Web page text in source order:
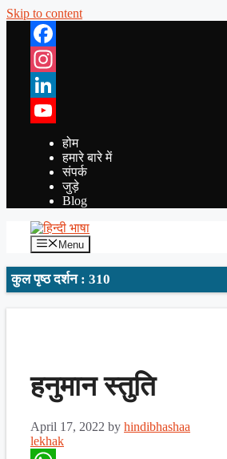
Skip to content
Facebook
Instagram
LinkedIn
YouTube
होम
हमारे बारे में
संपर्क
जुड़े
Blog
Menu
कुल पृष्ठ दर्शन : 310
हनुमान स्तुति
April 17, 2022 by hindibhashaa
lekhak